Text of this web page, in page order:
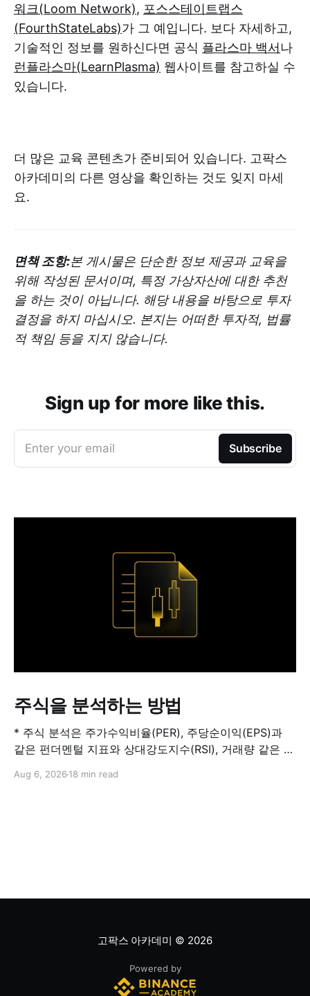
워크(Loom Network), 포스스테이트랩스
(FourthStateLabs)가 그 예입니다. 보다 자세하고,
기술적인 정보를 원하신다면 공식 플라스마 백서나
런플라스마(LearnPlasma) 웹사이트를 참고하실 수
있습니다.
더 많은 교육 콘텐츠가 준비되어 있습니다. 고팍스
아카데미의 다른 영상을 확인하는 것도 잊지 마세
요.
면책 조항:본 게시물은 단순한 정보 제공과 교육을
위해 작성된 문서이며, 특정 가상자산에 대한 추천
을 하는 것이 아닙니다. 해당 내용을 바탕으로 투자
결정을 하지 마십시오. 본지는 어떠한 투자적, 법률
적 책임 등을 지지 않습니다.
Sign up for more like this.
Enter your email Subscribe
주식을 분석하는 방법
* 주식 분석은 주가수익비율(PER), 주당순이익(EPS)과
같은 펀더멘털 지표와 상대강도지수(RSI), 거래량 같은 기
는지, 저평가됐는지를 판단하는 과정입니다. 하나의 지표
Aug 6, 2026 18 min read
고팍스 아카데미 © 2026
Powered by